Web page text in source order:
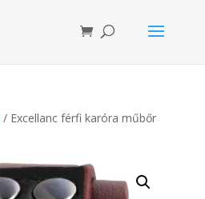
/ Excellanc férfi karóra műbőr